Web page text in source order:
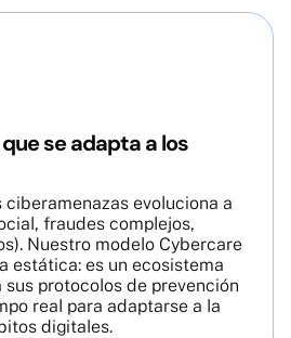
se adapta a los
ciberamenazas evoluciona a
fraudes complejos,
Nuestro modelo Cybercare
estática: es un ecosistema
protocolos de prevención
real para adaptarse a la
digitales.